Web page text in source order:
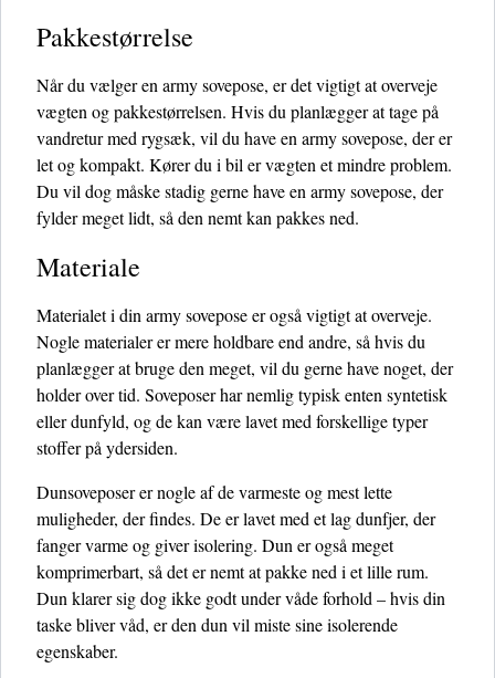
Pakkestørrelse
Når du vælger en army sovepose, er det vigtigt at overveje
vægten og pakkestørrelsen. Hvis du planlægger at tage på
vandretur med rygsæk, vil du have en army sovepose, der er
let og kompakt. Kører du i bil er vægten et mindre problem.
Du vil dog måske stadig gerne have en army sovepose, der
fylder meget lidt, så den nemt kan pakkes ned.
Materiale
Materialet i din army sovepose er også vigtigt at overveje.
Nogle materialer er mere holdbare end andre, så hvis du
planlægger at bruge den meget, vil du gerne have noget, der
holder over tid. Soveposer har nemlig typisk enten syntetisk
eller dunfyld, og de kan være lavet med forskellige typer
stoffer på ydersiden.
Dunsoveposer er nogle af de varmeste og mest lette
muligheder, der findes. De er lavet med et lag dunfjer, der
fanger varme og giver isolering. Dun er også meget
komprimerbart, så det er nemt at pakke ned i et lille rum.
Dun klarer sig dog ikke godt under våde forhold – hvis din
taske bliver våd, er den dun vil miste sine isolerende
egenskaber.